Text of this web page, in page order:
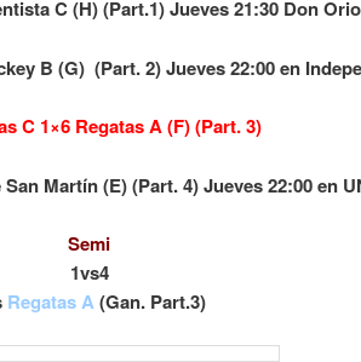
C (H) (Part.1)Jueves 21:30 Don
B (G) (Part. 2) Jueves 22:00 en
C 1×6 Regatas A (F) (Part. 3)
Martín (E) (Part. 4) Jueves 22:00 en
Semi
1vs4
Regatas A(Gan. Part.3)